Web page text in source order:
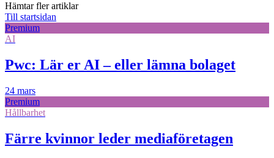
Hämtar fler artiklar
Till startsidan
Premium
AI
Pwc: Lär er AI – eller lämna bolaget
24 mars
Premium
Hållbarhet
Färre kvinnor leder mediaföretagen